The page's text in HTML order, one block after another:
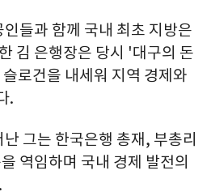
들과 함께 국내 최초 지방은
김 은행장은 당시 '대구의 돈
로건을 내세워 지역 경제와
.
그는 한국은행 총재, 부총리
역임하며 국내 경제 발전의